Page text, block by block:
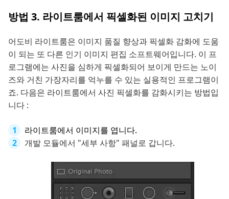
방법 3. 라이트룸에서 픽셀화된 이미지 고치기
어도비 라이트룸은 이미지 품질 향상과 픽셀화 감화에 도움
이 되는 또 다른 인기 이미지 편집 소프트웨어입니다. 이 프
로그램에는 사진을 심하게 픽셀화되어 보이게 만드는 노이
즈와 거친 가장자리를 억누를 수 있는 실용적인 프로그램이
죠. 다음은 라이트룸에서 사진 픽셀화를 감화시키는 방법입
니다 :
라이트룸에서 이미지를 엽니다.
개발 모듈에서 "세부 사항" 패널로 갑니다.